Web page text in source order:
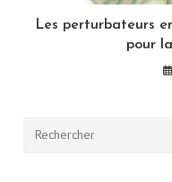
Les perturbateurs
pour